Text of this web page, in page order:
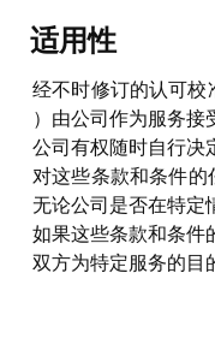
适用性
经不时修订的认可校
）由公司作为服务接
公司有权随时自行决
对这些条款和条件的
无论公司是否在特定
如果这些条款和条件
双方为特定服务的目